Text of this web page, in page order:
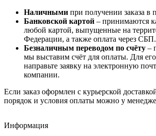
Наличными при получении заказа в
Банковской картой – принимаются
любой картой, выпущенные на
Федерации, а также оплата через СБП.
Безналичным переводом по счёту –
мы выставим счёт для оплаты. Для
направьте заявку на электронную
компании.
Если заказ оформлен с курьерской
порядок и условия оплаты можно у
Комбинированные гробы
Лакированные гробы
Лакированные гробы
Лакированные гробы
Информация